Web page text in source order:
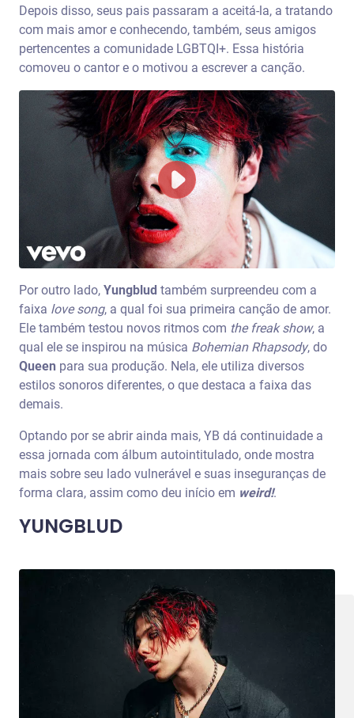
Depois disso, seus pais passaram a aceitá-la, a tratando
com mais amor e conhecendo, também, seus amigos
pertencentes a comunidade LGBTQI+. Essa história
comoveu o cantor e o motivou a escrever a canção.
Por outro lado, Yungblud também surpreendeu com a
faixa love song, a qual foi sua primeira canção de amor.
Ele também testou novos ritmos com the freak show, a
qual ele se inspirou na música Bohemian Rhapsody, do
Queen para sua produção. Nela, ele utiliza diversos
estilos sonoros diferentes, o que destaca a faixa das
demais.
Optando por se abrir ainda mais, YB dá continuidade a
essa jornada com álbum autointitulado, onde mostra
mais sobre seu lado vulnerável e suas inseguranças de
forma clara, assim como deu início em weird!.
YUNGBLUD